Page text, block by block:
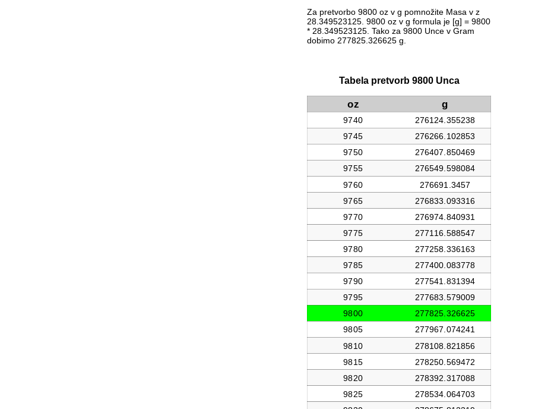
Za pretvorbo 9800 oz v g pomnožite Masa v z
28.349523125. 9800 oz v g formula je [g] = 9800
* 28.349523125. Tako za 9800 Unce v Gram
dobimo 277825.326625 g.
Tabela pretvorb 9800 Unca